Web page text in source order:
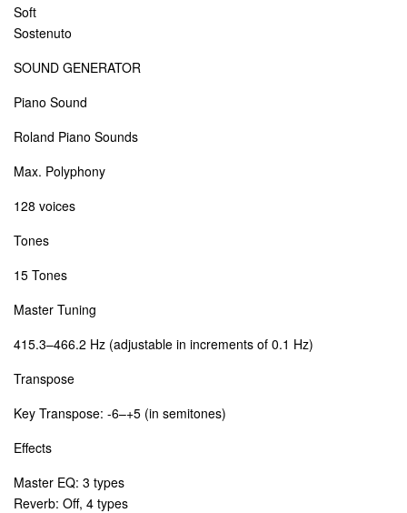
Soft
Sostenuto
SOUND GENERATOR
Piano Sound
Roland Piano Sounds
Max. Polyphony
128 voices
Tones
15 Tones
Master Tuning
415.3–466.2 Hz (adjustable in increments of 0.1 Hz)
Transpose
Key Transpose: -6–+5 (in semitones)
Effects
Master EQ: 3 types
Reverb: Off, 4 types